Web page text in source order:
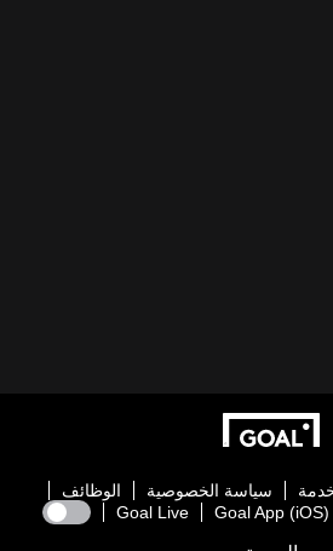
سياسة الخصوصية
الوظائف
Goal App (iOS)
Goal Live